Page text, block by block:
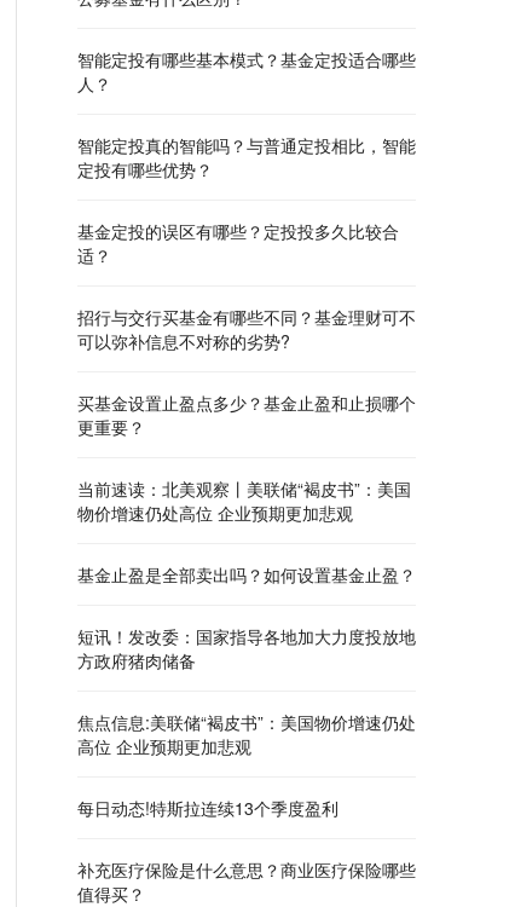
智能定投有哪些基本模式？基金定投适合哪些
人？
智能定投真的智能吗？与普通定投相比，智能
定投有哪些优势？
基金定投的误区有哪些？定投投多久比较合
适？
招行与交行买基金有哪些不同？基金理财可不
可以弥补信息不对称的劣势?
买基金设置止盈点多少？基金止盈和止损哪个
更重要？
当前速读：北美观察丨美联储“褐皮书”：美国
物价增速仍处高位 企业预期更加悲观
基金止盈是全部卖出吗？如何设置基金止盈？
短讯！发改委：国家指导各地加大力度投放地
方政府猪肉储备
焦点信息:美联储“褐皮书”：美国物价增速仍处
高位 企业预期更加悲观
每日动态!特斯拉连续13个季度盈利
补充医疗保险是什么意思？商业医疗保险哪些
值得买？